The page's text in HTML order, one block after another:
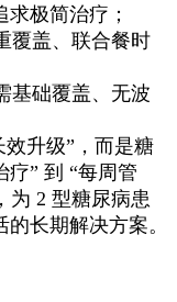
极简治疗；
覆盖、联合餐时
基础覆盖、无波
升级”，而是糖
” 到 “每周管
为 2 型糖尿病患
长期解决方案。